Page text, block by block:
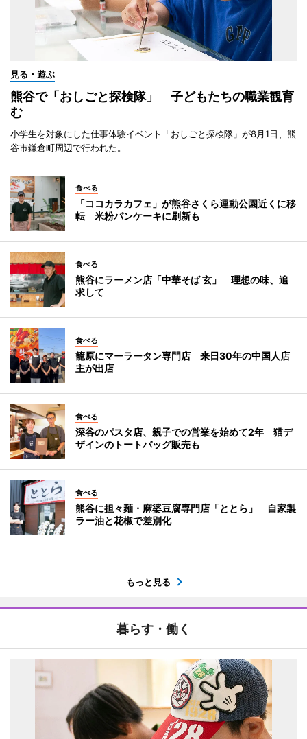
見る・遊ぶ
熊谷で「おしごと探検隊」 子どもたちの職業観育
む
小学生を対象にした仕事体験イベント「おしごと探検隊」が8月1日、熊
谷市鎌倉町周辺で行われた。
食べる
「ココカラカフェ」が熊谷さくら運動公園近くに移
転 米粉パンケーキに刷新も
食べる
熊谷にラーメン店「中華そば 玄」 理想の味、追
求して
食べる
籠原にマーラータン専門店 来日30年の中国人店
主が出店
食べる
深谷のパスタ店、親子での営業を始めて2年 猫デ
ザインのトートバッグ販売も
食べる
熊谷に担々麺・麻婆豆腐専門店「ととら」 自家製
ラー油と花椒で差別化
もっと見る
暮らす・働く